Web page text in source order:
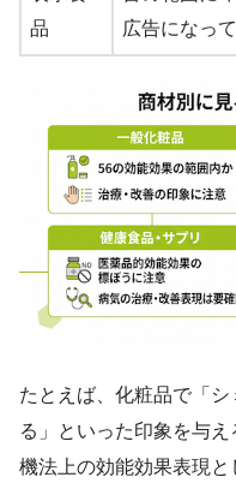
品
広告になっ
たとえば、化粧品で「
る」といった印象を与
機法上の効能効果表現